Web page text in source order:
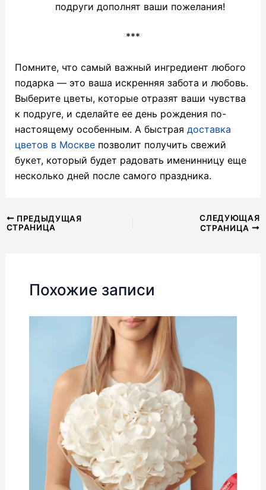
подруги дополнят ваши пожелания!
***
Помните, что самый важный ингредиент любого
подарка — это ваша искренняя забота и любовь.
Выберите цветы, которые отразят ваши чувства
к подруге, и сделайте ее день рождения по-
настоящему особенным. А быстрая доставка
цветов в Москвепозволит получить свежий
букет, который будет радовать именинницу еще
несколько дней после самого праздника.
Навигация
по
ПРЕДЫДУЩАЯ
СТРАНИЦА
СЛЕДУЮЩАЯ
СТРАНИЦА
Похожие записи